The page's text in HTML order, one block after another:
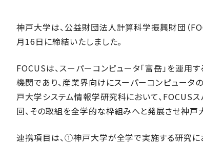
神戸大学は、公益財団法人計算科学振興財団（
月16日に締結いたしました。
FOCUSは、スーパーコンピュータ「富岳」を運用
機関であり、産業界向けにスーパーコンピュータ
戸大学システム情報学研究科において、FOCUS
回、その取組を全学的な枠組みへと発展させ神
連携項目は、①神戸大学が全学で実施する研究